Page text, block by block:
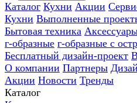
Каталог Кухни Акции
Кухни Выполненные
Бытовая техника
г-образные г-образные с
Бесплатный дизайн-проект
О компании Партнеры
Акции Новости Тренды
Каталог